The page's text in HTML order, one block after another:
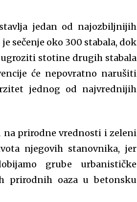
jedan od najozbiljnijih
sečenje oko 300 stabala, dok
stotine drugih stabala
će nepovratno narušiti
jednog od najvrednijih
na prirodne vrednosti i zeleni
njegovih stanovnika, jer
grube urbanističke
prirodnih oaza u betonsku